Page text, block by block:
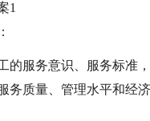
1
的服务意识、服务标准
务质量、管理水平和经